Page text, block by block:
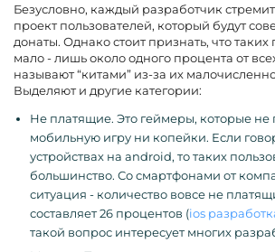
Безусловно, каждый разработчик
проект пользователей, который будут
донаты. Однако стоит признать, что
мало - лишь около одного процента от
называют “китами” из-за их
Выделяют и другие категории:
Не платящие. Это геймеры, которые не
мобильную игру ни копейки. Если
устройствах на android, то таких
большинство. Со смартфонами от
ситуация - количество вовсе не
составляет 26 процентов (ios
такой вопрос интересует многих